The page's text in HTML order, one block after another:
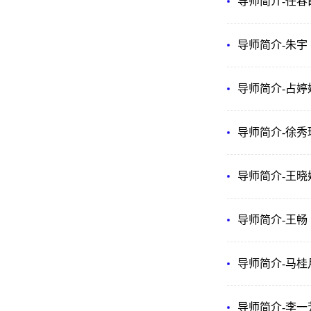
导师简介-​朱宇
导师简介-占婷
导师简介-徐秀
导师简介-王晓
导师简介-王畅
导师简介-马桂
导师简介-李一